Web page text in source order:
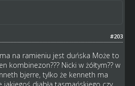
#203
na ramieniu jest duńska Może to
kombinezon??? Nicki w żółtym?? w
bjerre, tylko że kenneth ma